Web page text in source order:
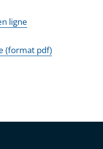
ligne
(format pdf)